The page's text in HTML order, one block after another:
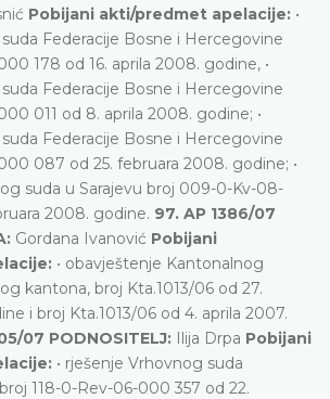
Pobijani akti/predmet apelacije: •
Federacije Bosne i Hercegovine
178 od 16. aprila 2008. godine, •
Federacije Bosne i Hercegovine
011 od 8. aprila 2008. godine; •
Federacije Bosne i Hercegovine
087 od 25. februara 2008. godine; •
suda u Sarajevu broj 009-0-Kv-08-
2008. godine. 97. AP 1386/07
Gordana Ivanović Pobijani
• obavještenje Kantonalnog
kantona, broj Kta.1013/06 od 27.
i broj Kta.1013/06 od 4. aprila 2007.
07 PODNOSITELJ: Ilija Drpa Pobijani
• rješenje Vrhovnog suda
118-0-Rev-06-000 357 od 22.